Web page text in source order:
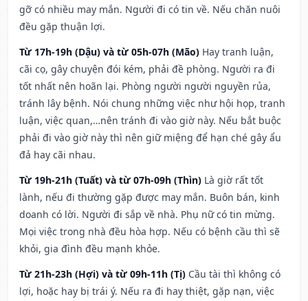
gỡ có nhiều may mắn. Người đi có tin về. Nếu chăn nuôi
đều gặp thuận lợi.
Từ 17h-19h (Dậu) và từ 05h-07h (Mão) Hay tranh luận,
cãi cọ, gây chuyện đói kém, phải đề phòng. Người ra đi
tốt nhất nên hoãn lại. Phòng người người nguyền rủa,
tránh lây bệnh. Nói chung những việc như hội họp, tranh
luận, việc quan,…nên tránh đi vào giờ này. Nếu bắt buộc
phải đi vào giờ này thì nên giữ miệng để hạn ché gây ẩu
đả hay cãi nhau.
Từ 19h-21h (Tuất) và từ 07h-09h (Thìn) Là giờ rất tốt
lành, nếu đi thường gặp được may mắn. Buôn bán, kinh
doanh có lời. Người đi sắp về nhà. Phụ nữ có tin mừng.
Mọi việc trong nhà đều hòa hợp. Nếu có bệnh cầu thì sẽ
khỏi, gia đình đều mạnh khỏe.
Từ 21h-23h (Hợi) và từ 09h-11h (Tị) Cầu tài thì không có
lợi, hoặc hay bị trái ý. Nếu ra đi hay thiệt, gặp nạn, việc